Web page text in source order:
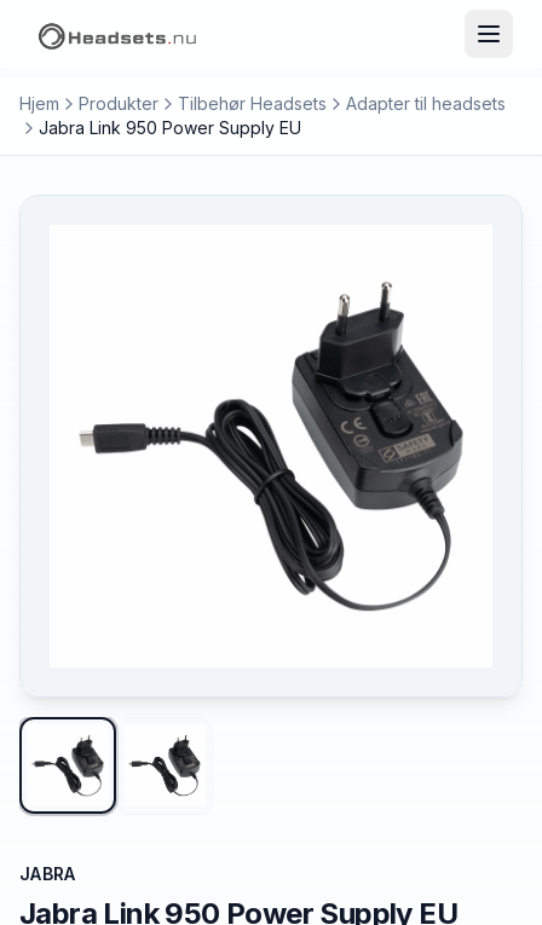
Hjem Produkter Tilbehør Headsets
Adapter til headsets
Jabra Link 950 Power Supply EU
JABRA
Jabra Link 950 Power Supply EU